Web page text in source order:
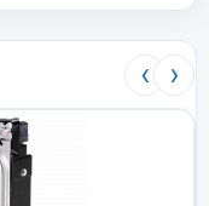
‹ ›